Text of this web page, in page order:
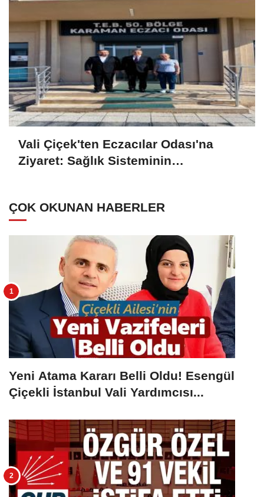
Vali Çiçek'ten Eczacılar Odası'na
Ziyaret: Sağlık Sisteminin
ÇOK OKUNAN HABERLER
Yeni Atama Kararı Belli Oldu! Esengül
Çiçekli İstanbul Vali Yardımcısı...